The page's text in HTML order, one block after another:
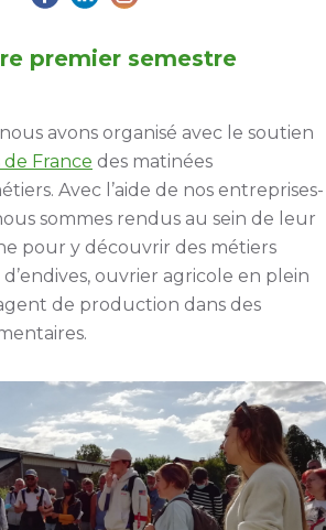
premier semestre
avons organisé avec le soutien
France des matinées
Avec l’aide de nos entreprises-
sommes rendus au sein de leur
pour y découvrir des métiers
ouvrier agricole en plein
de production dans des